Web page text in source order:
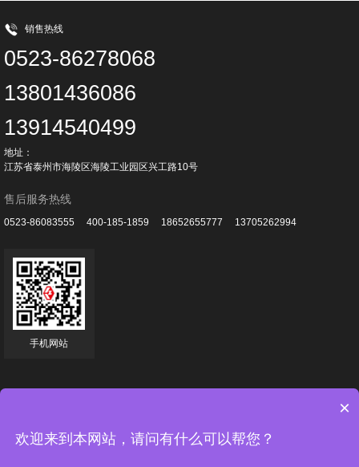
销售热线
0523-86278068
13801436086
13914540499
地址：
江苏省泰州市海陵区海陵工业园区兴工路10号
售后服务热线
0523-86083555 400-185-1859 18652655777 13705262994
手机网站
备案号：苏ICP备13026625号
×
欢迎来到本网站，请问有什么可以帮您？